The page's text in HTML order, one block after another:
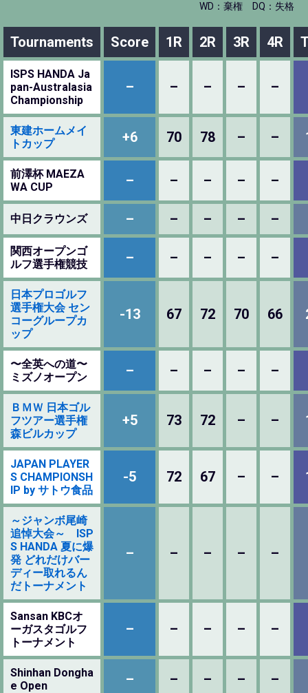
WD：棄権 DQ：失格
Tournaments Score 1R 2R 3R 4R
ISPS HANDA Ja
pan-Australasia
Championship
– – – – –
東建ホームメイ
トカップ
+6 70 78 – –
前澤杯 MAEZA
WA CUP
– – – – –
中日クラウンズ – – – – –
関西オープンゴ
ルフ選手権競技
– – – – –
日本プロゴルフ
選手権大会 セン
コーグループカ
ップ
-13 67 72 70 66
〜全英への道〜
ミズノオープン
– – – – –
ＢＭＷ 日本ゴル
フツアー選手権
森ビルカップ
+5 73 72 – –
JAPAN PLAYER
S CHAMPIONSH
IP by サトウ食品
-5 72 67 – –
～ジャンボ尾崎
追悼大会～ ISP
S HANDA 夏に爆
発 どれだけバー
ディー取れるん
だトーナメント
– – – – –
Sansan KBCオ
ーガスタゴルフ
トーナメント
– – – – –
Shinhan Dongha
e Open
– – – – –